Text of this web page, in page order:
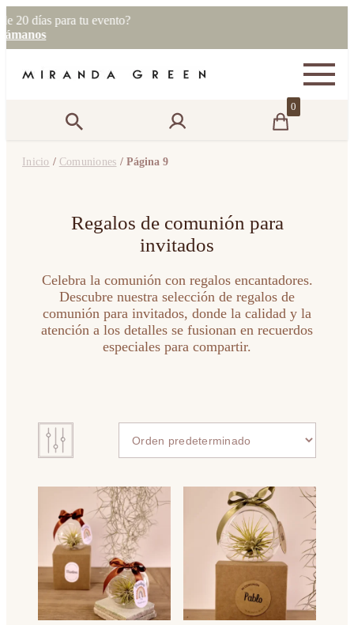
días para tu evento?
0
Inicio / Comuniones / Página 9
Regalos de comunión para
invitados
Celebra la comunión con regalos encantadores.
Descubre nuestra selección de regalos de
comunión para invitados, donde la calidad y la
atención a los detalles se fusionan en recuerdos
especiales para compartir.
producto
tiene
múltiples
variantes.
Las
opciones
se
pueden
elegir
múltiples
variantes.
pueden
elegir